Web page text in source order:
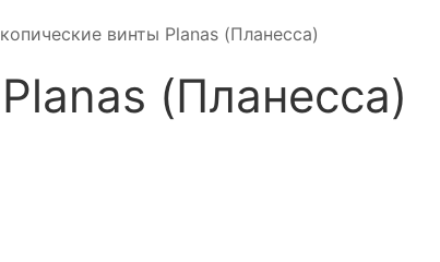
винты Planas (Планесса)
(Планесса)